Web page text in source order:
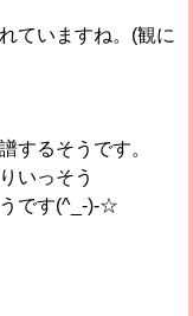
ていますね。(観に
するそうです。
いっそう
です(^_-)-☆